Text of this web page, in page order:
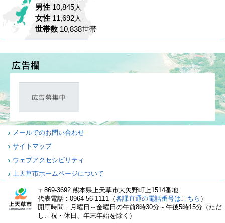
男性 10,845人
女性 11,692人
世帯数 10,838世帯
メールでのお問い合わせ
サイトマップ
ウェブアクセシビリティ
上天草市ホームページについて
〒869-3692 熊本県上天草市大矢野町上1514番地
代表電話 : 0964-56-1111（各課直通の電話番号はこちら ）
開庁時間…月曜日～金曜日の午前8時30分～午後5時15分（ただ
し、祝・休日、年末年始を除く）